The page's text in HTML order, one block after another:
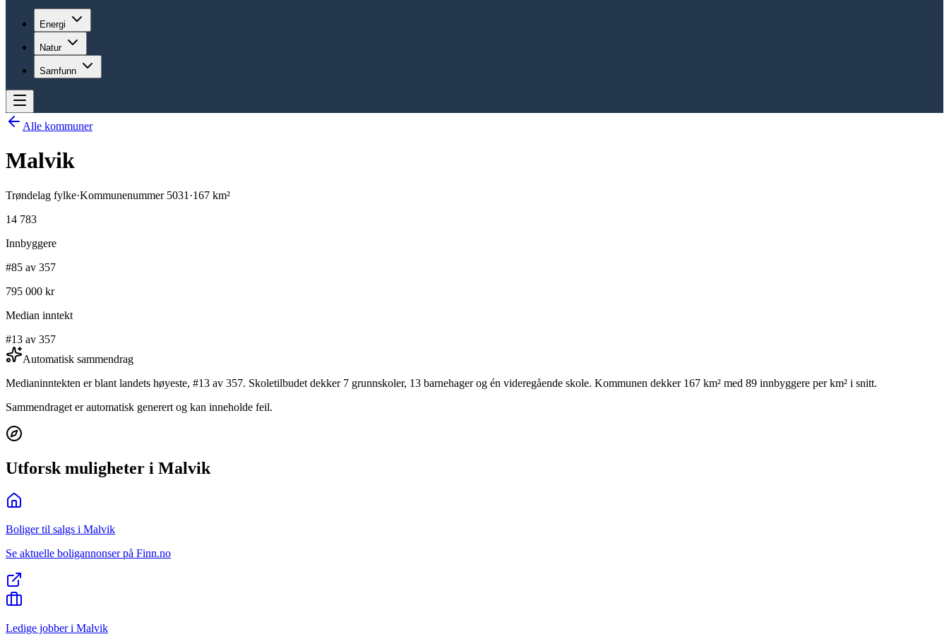
Energi
Natur
Samfunn
Alle kommuner
Malvik
Trøndelag fylke·Kommunenummer 5031 ·167 km²
14 783
Innbyggere
#85 av 357
795 000 kr
Median inntekt
#13 av 357
Automatisk sammendrag
Medianinntekten er blant landets høyeste, #13 av 357. Skoletilbudet dekker 7 grunnskoler, 13 barnehager og én videregående skole. Kommunen dekker 167 km² med 89 innbyggere per km² i snitt.
Sammendraget er automatisk generert og kan inneholde feil.
Utforsk muligheter i Malvik
Boliger til salgs i Malvik
Se aktuelle boligannonser på Finn.no
Ledige jobber i Malvik